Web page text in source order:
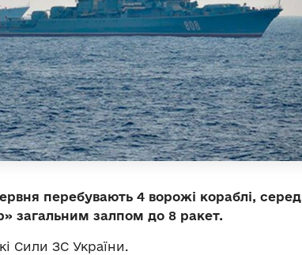
перебувають 4 ворожі кораблі, серед
загальним залпом до 8 ракет.
Сили ЗС України.